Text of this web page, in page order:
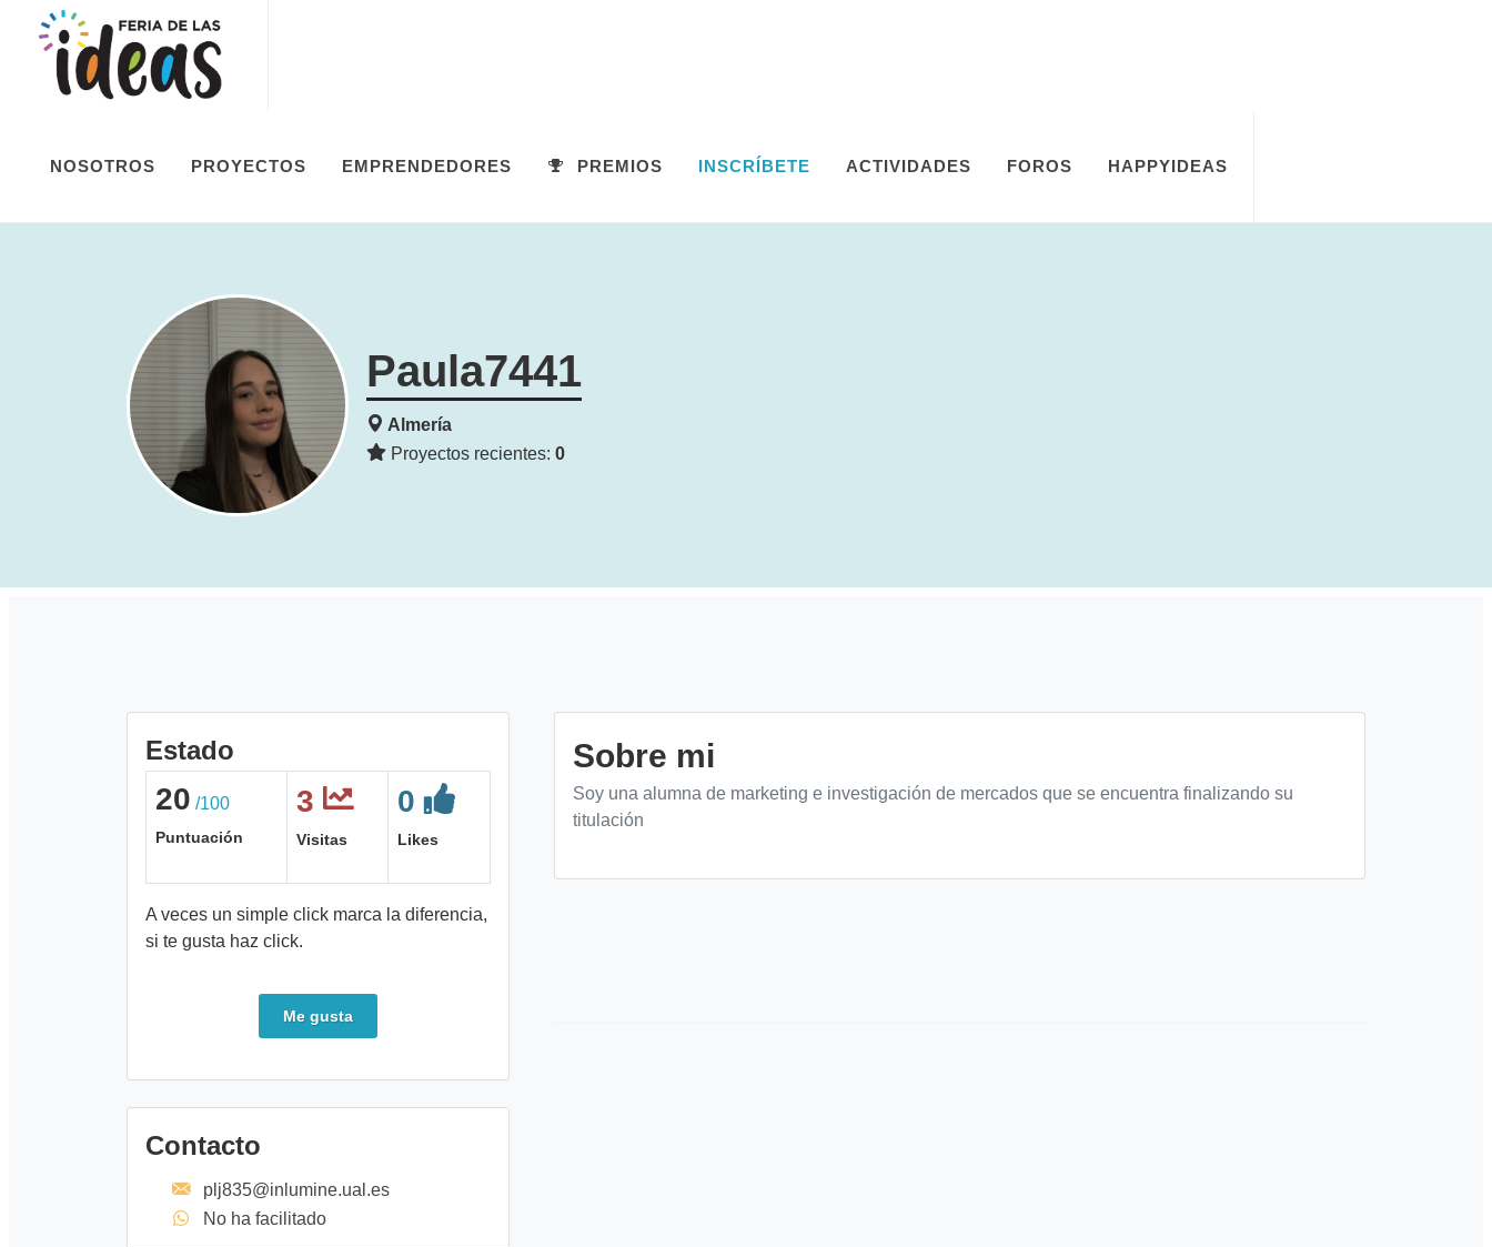
NOSOTROS PROYECTOS EMPRENDEDORES PREMIOS INSCRÍBETE ACTIVIDADES FOROS HAPPYIDEAS
Paula7441
Almería
Proyectos recientes: 0
Estado
20 /100
Puntuación
3
Visitas
0
Likes
A veces un simple click marca la diferencia,
si te gusta haz click.
Me gusta
Contacto
plj835@inlumine.ual.es
No ha facilitado
Sobre mi
Soy una alumna de marketing e investigación de mercados que se encuentra finalizando su
titulación